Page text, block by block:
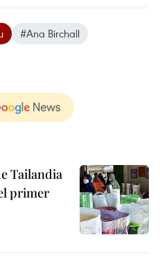
#Ana Birchall
Tailandia
primer